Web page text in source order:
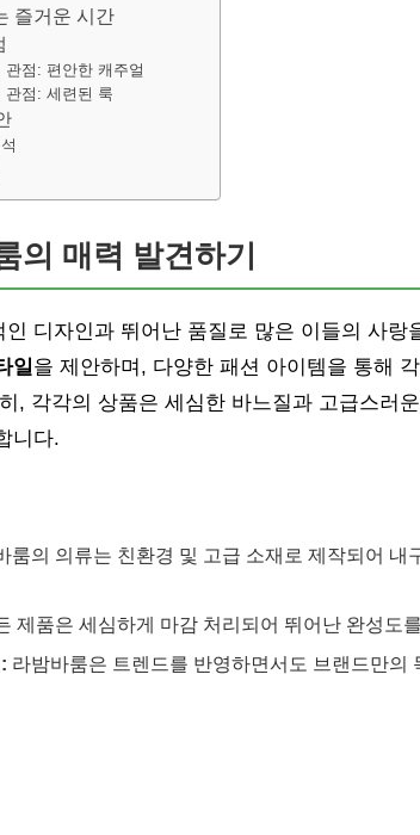
즐거운 시간
관점: 편안한 캐주얼
관점: 세련된 룩
의 매력 발견하기
인 디자인과 뛰어난 품질로 많은 이들의 사랑
일을 제안하며, 다양한 패션 아이템을 통해
, 각각의 상품은 세심한 바느질과 고급스러
니다.
룸의 의류는 친환경 및 고급 소재로 제작되어 내
제품은 세심하게 마감 처리되어 뛰어난 완성도
라밤바룸은 트렌드를 반영하면서도 브랜드만의